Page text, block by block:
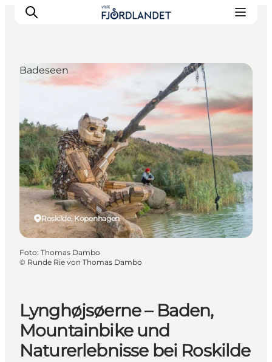
Veranstaltungen
Reiseführer & Inspiration
Unterkünfte
Erlebnisse
Lynghøjsøerne – Baden,
Mountainbike und
Naturerlebnisse bei Roskilde
Roskilde, Kopenhagen
Badeseen
Foto: Thomas Dambo
© Runde Rie von Thomas Dambo